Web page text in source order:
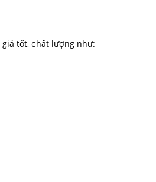
giá tốt, chất lượng như: